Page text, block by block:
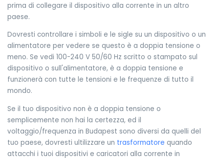
prima di collegare il dispositivo alla corrente in un altro
paese.
Dovresti controllare i simboli e le sigle su un dispositivo o un
alimentatore per vedere se questo è a doppia tensione o
meno. Se vedi 100-240 V 50/60 Hz scritto o stampato sul
dispositivo o sull'alimentatore, è a doppia tensione e
funzionerà con tutte le tensioni e le frequenze di tutto il
mondo.
Se il tuo dispositivo non è a doppia tensione o
semplicemente non hai la certezza, ed il
voltaggio/frequenza in Budapest sono diversi da quelli del
tuo paese, dovresti ultilizzare un trasformatore quando
attacchi i tuoi dispositivi e caricatori alla corrente in